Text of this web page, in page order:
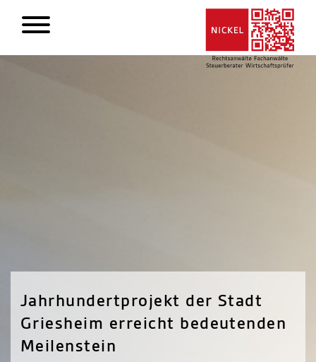
Jahrhundertprojekt der Stadt
Griesheim erreicht bedeutenden
Meilenstein